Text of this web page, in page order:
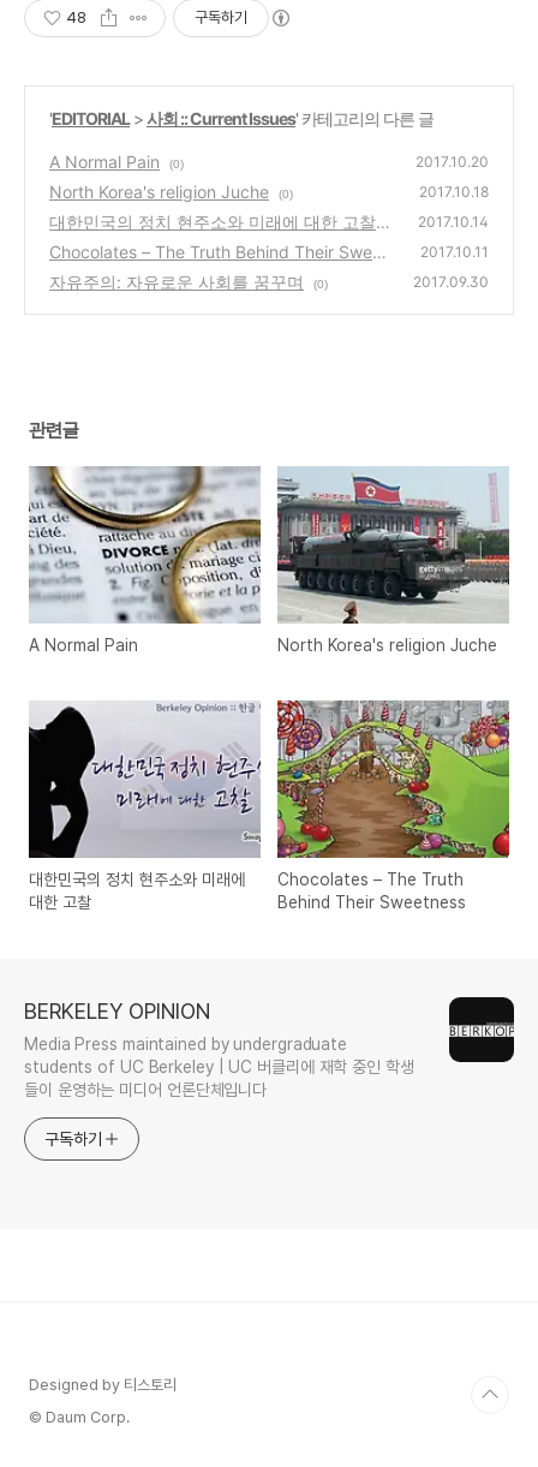
48 구독하기
'EDITORIAL>사회 :: Current Issues' 카테고리의 다른 글
A Normal Pain (0) 2017.10.20
North Korea's religion Juche (0) 2017.10.18
대한민국의 정치 현주소와 미래에 대한 고찰
(0)
2017.10.14
Chocolates – The Truth Behind Their Sweet
ness
(0)
2017.10.11
자유주의: 자유로운 사회를 꿈꾸며 (0) 2017.09.30
관련글
A Normal Pain North Korea's religion Juche
대한민국의 정치 현주소와 미래에
대한 고찰
Chocolates – The Truth
Behind Their Sweetness
BERKELEY OPINION
Media Press maintained by undergraduate
students of UC Berkeley | UC 버클리에 재학 중인 학생
들이 운영하는 미디어 언론단체입니다
구독하기
Designed by 티스토리
© Daum Corp.